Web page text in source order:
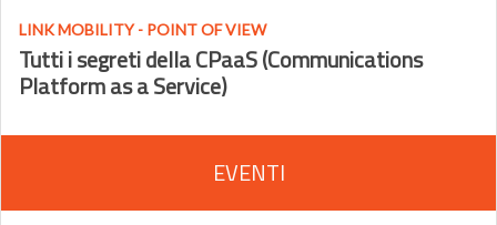
LINK MOBILITY - POINT OF VIEW
Tutti i segreti della CPaaS (Communications
Platform as a Service)
EVENTI